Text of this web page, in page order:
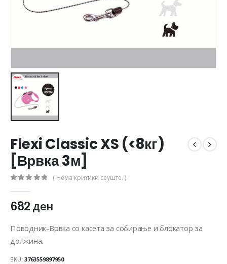
Flexi Classic XS (<8кг)
[Врвка 3м]
( Нема критики сеуште. )
682ден
Поводник-Врвка со касета за собирање и блокатор за
должина.
SKU: 3763559897950